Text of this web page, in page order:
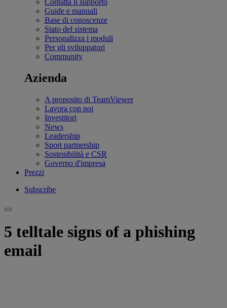
Contatta il supporto
Guide e manuali
Base di conoscenze
Stato del sistema
Personalizza i moduli
Per gli sviluppatori
Community
Azienda
A proposito di TeamViewer
Lavora con noi
Investitori
News
Leadership
Sport partnership
Sostenibilità e CSR
Governo d'impresa
Prezzi
Subscribe
5 telltale signs of a phishing
email